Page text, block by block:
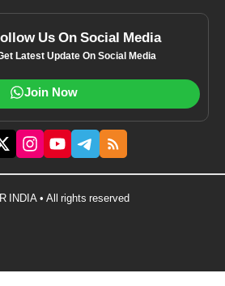
Us On Social Media
Latest Update On Social Media
Join Now
INDIA • All rights reserved